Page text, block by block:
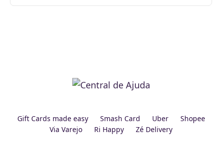
Gift Cards made easy Smash Card Uber
Shopee
Via Varejo
Ri Happy Zé Delivery